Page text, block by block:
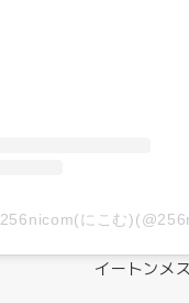
256nicom(にこむ
イートンメ